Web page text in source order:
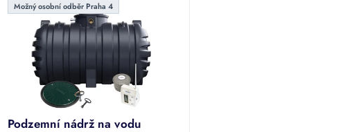
Možný osobní odběr Praha 4
Podzemní nádrž na vodu